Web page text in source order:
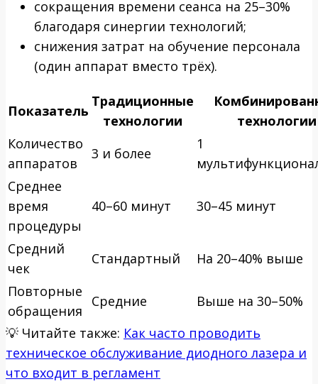
сокращения времени сеанса на 25–30%
благодаря синергии технологий;
снижения затрат на обучение персонала
(один аппарат вместо трёх).
Показатель
Традиционные
технологии
технологии
Количество
аппаратов
3 и более
1
Среднее
время
процедуры
40–60 минут 30–45 минут
Средний
чек
Стандартный
На 20–40% выше
Повторные
обращения
Средние
Выше на 30–50%
💡 Читайте также: Как часто проводить
техническое обслуживание диодного лазера и
что входит в регламент